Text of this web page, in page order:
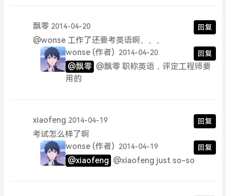
飘零 2014-04-20 回复
@wonse 工作了还要考英语啊。。。
wonse (作者) 2014-04-20 回复
@飘零 @飘零 职称英语，评定工程师要
用的
xiaofeng 2014-04-19 回复
考试怎么样了啊
wonse (作者) 2014-04-19 回复
@xiaofeng @xiaofeng just so-so